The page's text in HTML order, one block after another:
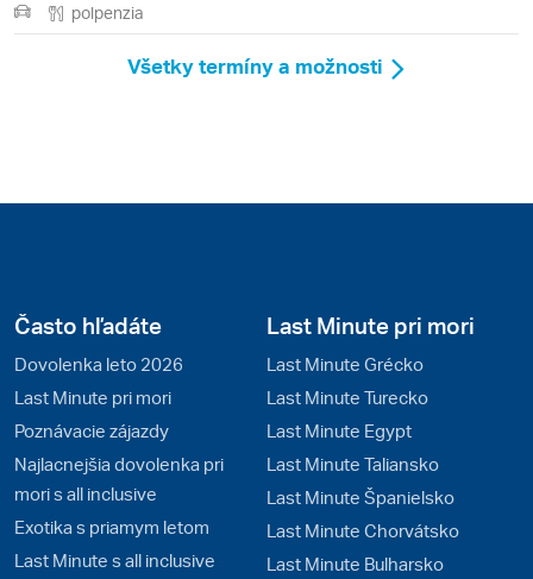
polpenzia
Všetky termíny a možnosti
Často hľadáte
Dovolenka leto 2026
Last Minute pri mori
Poznávacie zájazdy
Najlacnejšia dovolenka pri
mori s all inclusive
Exotika s priamym letom
Last Minute s all inclusive
Last Minute pri mori
Last Minute Grécko
Last Minute Turecko
Last Minute Egypt
Last Minute Taliansko
Last Minute Španielsko
Last Minute Chorvátsko
Last Minute Bulharsko